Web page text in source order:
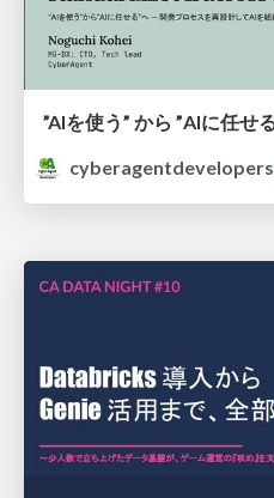
cyberagentdevelopers